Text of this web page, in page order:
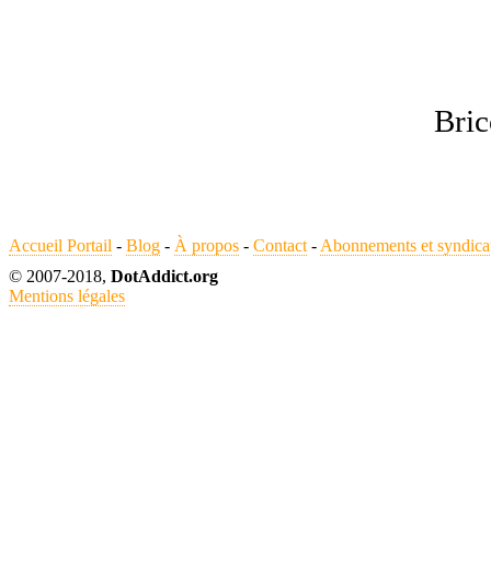
Accueil Portail - Blog - À propos - Contact - Abonnements et
© 2007-2018, DotAddict.org
Mentions légales